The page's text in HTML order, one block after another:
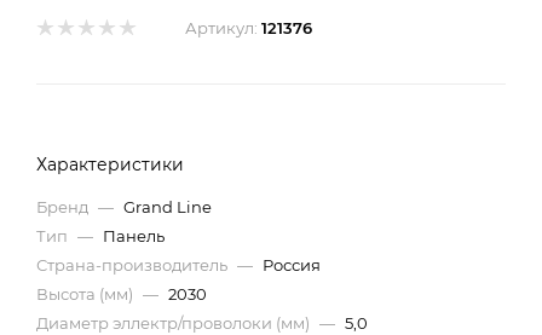
Артикул: 121376
Характеристики
Бренд — Grand Line
Тип — Панель
Страна-производитель — Россия
Высота (мм) — 2030
Диаметр эллектр/проволоки (мм) — 5,0